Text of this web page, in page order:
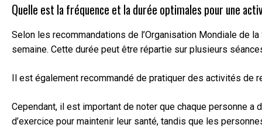
Quelle est la fréquence et la durée optimales pour une
Selon les recommandations de l’Organisation Mondiale de
semaine. Cette durée peut être répartie sur plusieurs
Il est également recommandé de pratiquer des activités
Cependant, il est important de noter que chaque personne
d’exercice pour maintenir leur santé, tandis que les